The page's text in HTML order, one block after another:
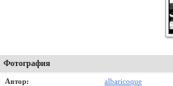
Фотография
Автор: albaricoque